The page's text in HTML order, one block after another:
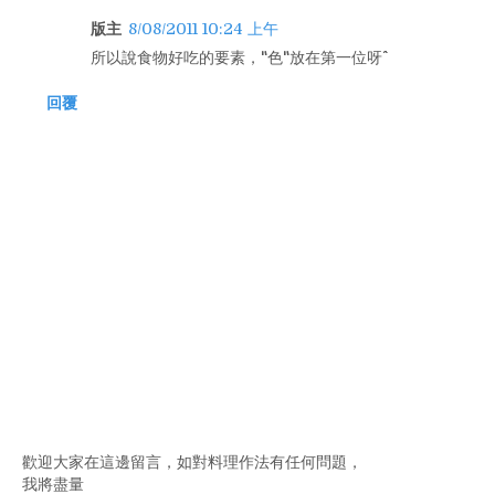
版主 8/08/2011 10:24 上午
所以說食物好吃的要素，"色"放在第一位呀^^
回覆
歡迎大家在這邊留言，如對料理作法有任何問題，
我將盡量